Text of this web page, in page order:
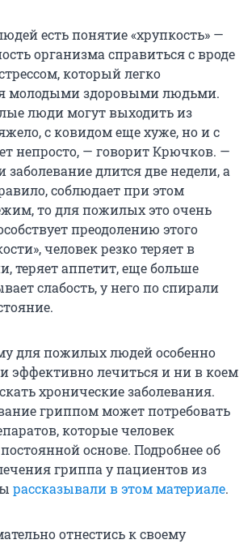
есть понятие «хрупкость» —
организма справиться с вроде
который легко
молодыми здоровыми людьми.
люди могут выходить из
с ковидом еще хуже, но и с
непросто, — говорит Крючков. —
заболевание длится две недели, а
соблюдает при этом
то для пожилых это очень
преодолению этого
человек резко теряет в
теряет аппетит, еще больше
слабость, у него по спирали
для пожилых людей особенно
эффективно лечиться и ни в коем
хронические заболевания.
гриппом может потребовать
которые человек
основе. Подробнее об
гриппа у пациентов из
рассказывали в этом материале.
отнестись к своему